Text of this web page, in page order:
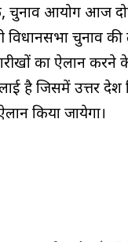
चुनाव आयोग आज
विधानसभा चुनाव की
का ऐलान करने
है जिसमें उत्तर
किया जायेगा।